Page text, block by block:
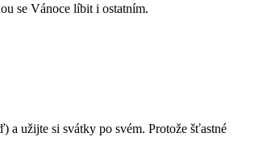
se Vánoce líbit i ostatním.
a užijte si svátky po svém. Protože šťastné